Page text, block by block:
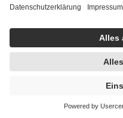
getroffen, um sicherzustellen,
https://help.etrusted.com/hc/
Einige Bilder und Inhalte